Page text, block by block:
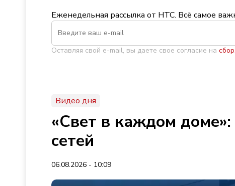
Еженедельная рассылка от НТС. Всё самое
Оставляя свой e-mail, вы даете свое согласие на
Видео дня
«Свет в каждом
сетей
06.08.2026 - 10:09